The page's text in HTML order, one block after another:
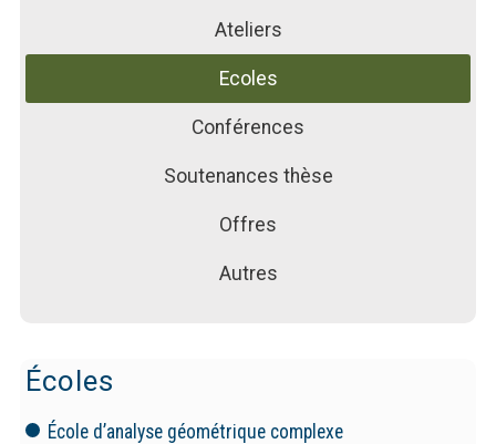
Ateliers
Ecoles
Conférences
Soutenances thèse
Offres
Autres
Écoles
École d’analyse géométrique complexe